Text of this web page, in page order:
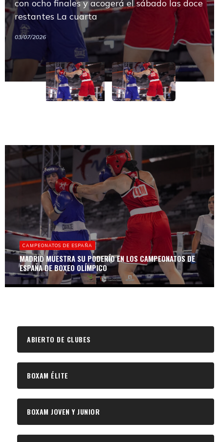
03/07/2026
con ocho finales y acogerá el sábado las doce
restantes La cuarta
03/07/2026
OLÍMPICO
El Pabellón de La Granadilla vibró el viernes
con ocho finales y acogerá el sábado las doce
restantes La cuarta
03/07/2026
CAMPEONATOS DE ESPAÑA
MADRID MUESTRA SU PODERÍO EN LOS CAMPEONATOS DE
ESPAÑA DE BOXEO OLÍMPICO
ABIERTO DE CLUBES
BOXAM ÉLITE
BOXAM JOVEN Y JUNIOR